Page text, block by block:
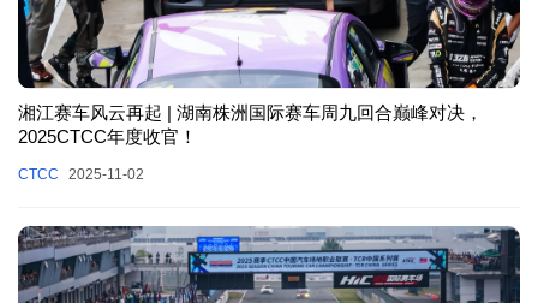
湘江赛车风云再起 | 湖南株洲国际赛车周九回合巅峰对决，
2025CTCC年度收官！
CTCC 2025-11-02